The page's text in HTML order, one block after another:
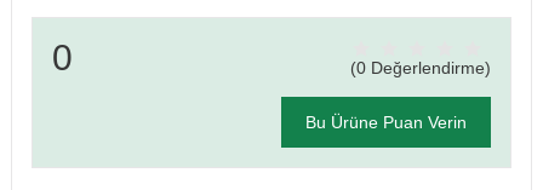
0 (0 Değerlendirme)
Bu Ürüne Puan Verin